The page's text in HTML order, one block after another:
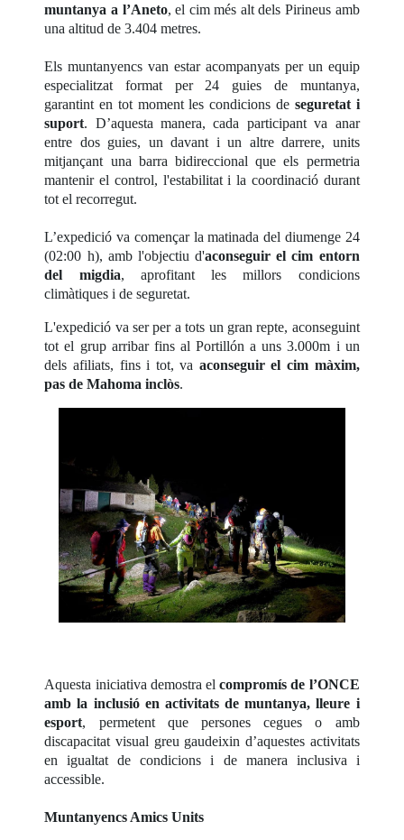
muntanya a l’Aneto, el cim més alt dels Pirineus amb
una altitud de 3.404 metres.
Els muntanyencs van estar acompanyats per un equip
especialitzat format per 24 guies de muntanya,
garantint en tot moment les condicions de seguretat i
suport. D’aquesta manera, cada participant va anar
entre dos guies, un davant i un altre darrere, units
mitjançant una barra bidireccional que els permetria
mantenir el control, l'estabilitat i la coordinació durant
tot el recorregut.
L’expedició va començar la matinada del diumenge 24
(02:00 h), amb l'objectiu d'aconseguir el cim entorn
del migdia, aprofitant les millors condicions
climàtiques i de seguretat.
L'expedició va ser per a tots un gran repte, aconseguint
tot el grup arribar fins al Portillón a uns 3.000m i un
dels afiliats, fins i tot, va aconseguir el cim màxim,
pas de Mahoma inclòs.
Aquesta iniciativa demostra elcompromís de l’ONCE
amb la inclusió en activitats de muntanya, lleure i
esport, permetent que persones cegues o amb
discapacitat visual greu gaudeixin d’aquestes activitats
en igualtat de condicions i de manera inclusiva i
accessible.
Muntanyencs Amics Units